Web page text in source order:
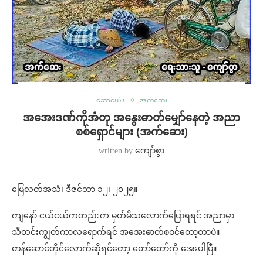
ဆောင်းပါး အက်ဆေး
အအေးဒဏ်ကိုအံတု အနွေးဓာတ်မျှော်နေတဲ့ အညာ
စစ်ရှောင်များ (အက်ဆေး)
written by ကျော်စွာ
မြေလတ်အသံ၊ ဒီဇင်ဘာ ၁၂၊ ၂၀၂၅။
ကျနော် ငယ်ငယ်ကတည်းက မှတ်မိသလောက်ပြောရရင် အညာမှာ
သီတင်းကျွတ်ကာလရောက်ရင် အအေးဓာတ်စဝင်တော့တာပဲ။
တန်ဆောင်တိုင်လောက်ဆိုရင်တော့ တော်တော်ကို အေးပါပြီ။